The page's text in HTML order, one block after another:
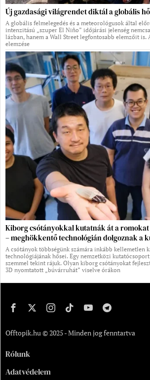
Új gazdasági világrendet diktál a globális
A globális felmelegedés és a meteorológusok által
intenzitású „szuper El Niño” időjárási jelenség
lázban, hanem a Wall Street legfontosabb elemzőit is.
elemzése
Kiborg csótányokkal kutatnák át a romokat
– meghökkentő technológián dolgoznak a
A csótányok többségünk számára inkább kellemetlen
technológiájának hősei. Egy nemzetközi kutatócsoport
szemmel tekint rájuk. Olyan kiborg csótányokat
3D nyomtatott „búvárruhát” viselve órákon
Offtopik.hu © 2025 - Minden jog fenntartva
Rólunk
Adatvédelem